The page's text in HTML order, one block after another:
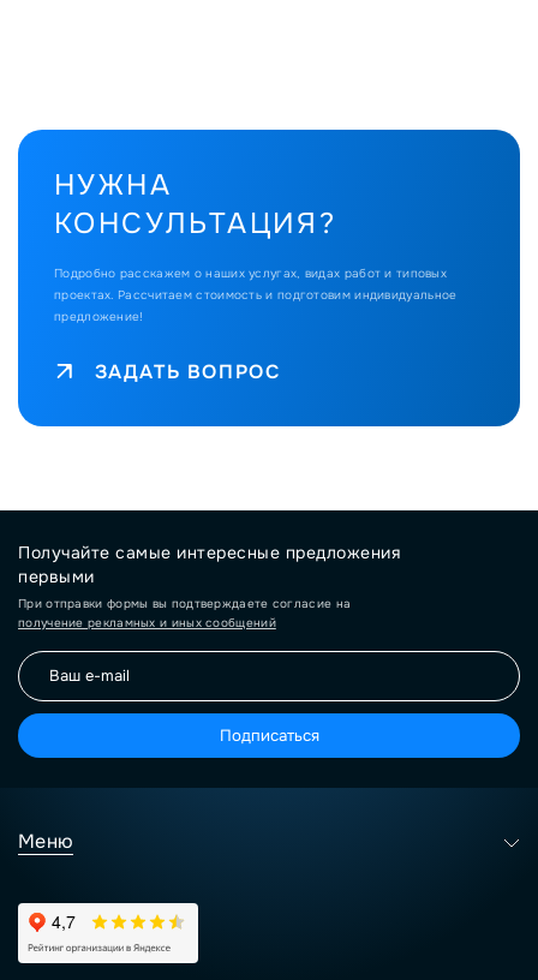
НУЖНА
КОНСУЛЬТАЦИЯ?
Подробно расскажем о наших услугах, видах работ и типовых
проектах. Рассчитаем стоимость и подготовим индивидуальное
предложение!
ЗАДАТЬ ВОПРОС
Получайте самые интересные предложения
первыми
При отправки формы вы подтверждаете согласие на
получение рекламных и иных сообщений
Подписаться
Меню